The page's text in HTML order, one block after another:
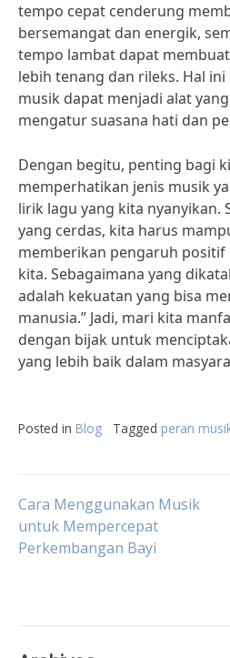
tempo cepat cenderung
bersemangat dan energik,
tempo lambat dapat
lebih tenang dan rileks. Hal
musik dapat menjadi alat
mengatur suasana hati dan
Dengan begitu, penting bagi
memperhatikan jenis musik
lirik lagu yang kita nyanyikan.
yang cerdas, kita harus
memberikan pengaruh positif
kita. Sebagaimana yang
adalah kekuatan yang bisa
manusia.” Jadi, mari kita
dengan bijak untuk
yang lebih baik dalam
Posted in Blog Tagged peran
Post
navigation
Cara Menggunakan Musik
untuk Mempercepat
Perkembangan Bayi